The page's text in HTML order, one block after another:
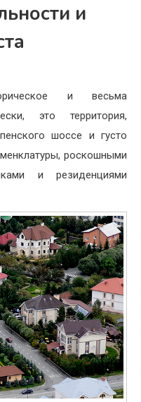
и
и весьма
это территория,
шоссе и густо
роскошными
и резиденциями